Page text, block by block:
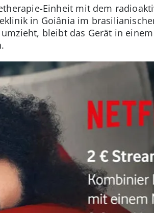
Einheit mit dem
in Goiânia im
bleibt das Gerät in